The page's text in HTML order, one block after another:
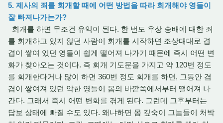
5. 제사의 죄를 회개할 때에 어떤 방법을 따라 회개해야 영들이
잘 빠져나가는가?
회개를 하면 무조건 유익이 된다. 한 번도 우상 숭배에 대한 죄
를 회개하고 있지 않던 사람이 회개를 시작하면 조상대대로 겹
겹이 쌓여 있던 영들이 쉽게 떨어져 나가기 때문에 즉시 어떤 변
화가 찾아오는 것이다. 즉 회개 기도문을 가지고 약 120번 정도
를 회개한다거나 많이 하면 360번 정도 회개를 하면, 그동안 겹
겹이 쌓여져 있던 악한 영들이 몸의 바깥쪽에서부터 떨어져 나
간다. 그래서 즉시 어떤 변화를 겪게 된다. 그런데 그후부터는
답보 상태에 빠질 수도 있다. 왜냐하면 몸 깊숙이 그놈들이 처박